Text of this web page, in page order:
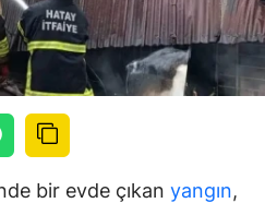
bir evde çıkan yangın,